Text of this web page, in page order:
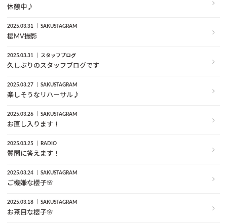
休憩中♪
2025.03.31 SAKUSTAGRAM
櫻MV撮影
2025.03.31 スタッフブログ
久しぶりのスタッフブログです
2025.03.27 SAKUSTAGRAM
楽しそうなリハーサル♪
2025.03.26 SAKUSTAGRAM
お直し入ります！
2025.03.25 RADIO
質問に答えます！
2025.03.24 SAKUSTAGRAM
ご機嫌な櫻子🌸
2025.03.18 SAKUSTAGRAM
お茶目な櫻子🌸